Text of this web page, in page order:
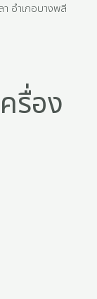
อำเภอบางพลี
รื่อง